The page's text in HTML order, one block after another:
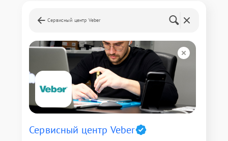
Сервисный центр Veber
Сервисный центр Veber